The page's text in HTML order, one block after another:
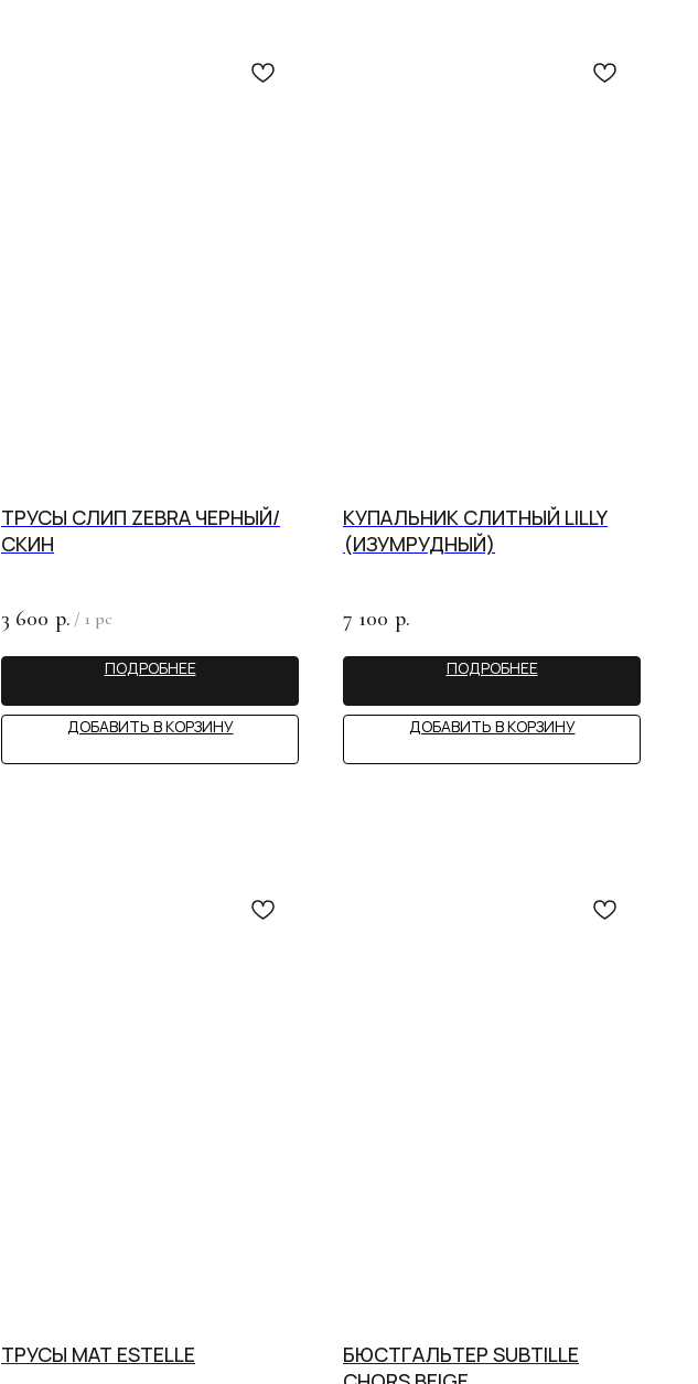
ТРУСЫ СЛИП ZEBRA ЧЕРНЫЙ/
СКИН
3 600 р. / 1 pc
ПОДРОБНЕЕ
ДОБАВИТЬ В КОРЗИНУ
КУПАЛЬНИК СЛИТНЫЙ LILLY
(ИЗУМРУДНЫЙ)
7 100 р.
ПОДРОБНЕЕ
ДОБАВИТЬ В КОРЗИНУ
ТРУСЫ MAT ESTELLE
БЮСТГАЛЬТЕР SUBTILLE